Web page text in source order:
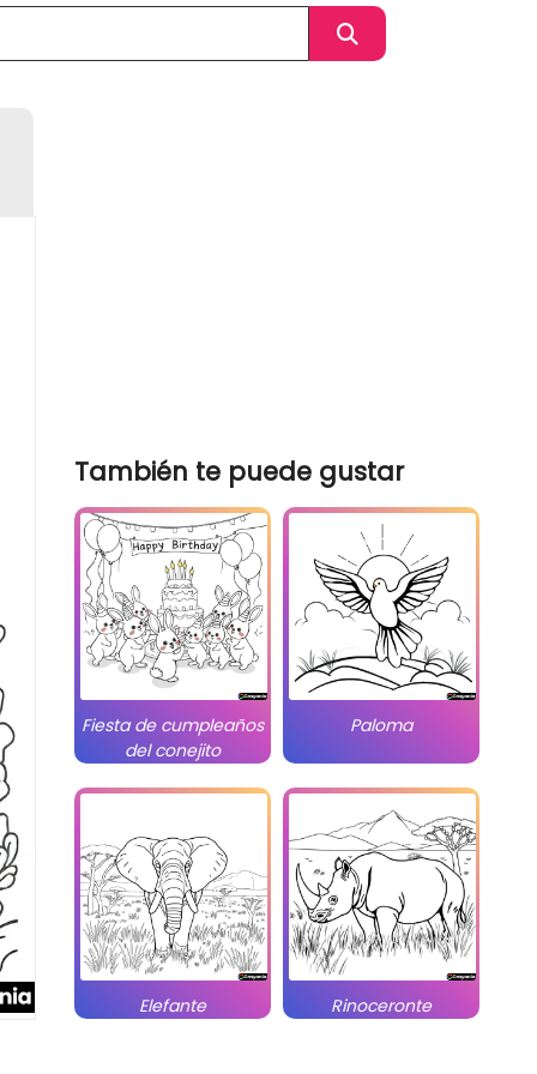
También te puede gustar
Fiesta de cumpleaños
del conejito
Paloma
Elefante Rinoceronte